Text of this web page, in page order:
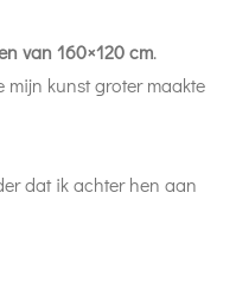
van 160×120 cm.
kunst groter maakte
dat ik achter hen aan